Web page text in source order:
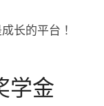
长的平台！
学金